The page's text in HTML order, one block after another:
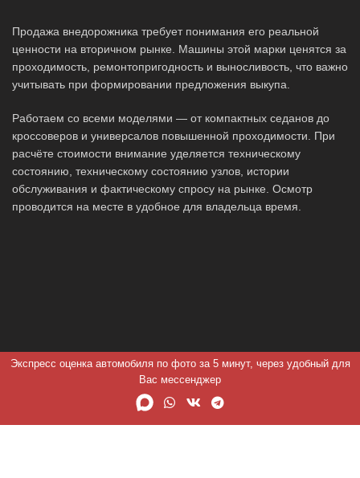
Продажа внедорожника требует понимания его реальной
ценности на вторичном рынке. Машины этой марки ценятся за
проходимость, ремонтопригодность и выносливость, что важно
учитывать при формировании предложения выкупа.
Работаем со всеми моделями — от компактных седанов до
кроссоверов и универсалов повышенной проходимости. При
расчёте стоимости внимание уделяется техническому
состоянию, техническому состоянию узлов, истории
обслуживания и фактическому спросу на рынке. Осмотр
проводится на месте в удобное для владельца время.
Экспресс оценка автомобиля по фото за 5 минут, через удобный для
Вас мессенджер